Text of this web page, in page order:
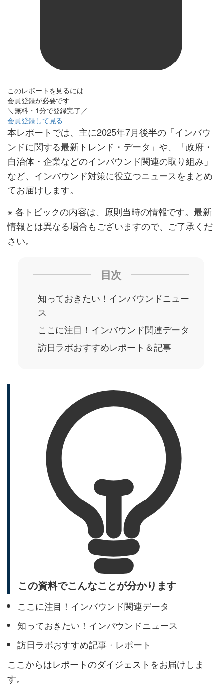
このレポートを見るには
会員登録が必要です
＼無料・1分で登録完了／
会員登録して見る
本レポートでは、主に2025年7月後半の「インバウ
ンドに関する最新トレンド・データ」や、「政府・
自治体・企業などのインバウンド関連の取り組み」
など、インバウンド対策に役立つニュースをまとめ
てお届けします。
※ 各トピックの内容は、原則当時の情報です。最新
情報とは異なる場合もございますので、ご了承くだ
さい。
目次
知っておきたい！インバウンドニュー
ス
ここに注目！インバウンド関連データ
訪日ラボおすすめレポート＆記事
この資料でこんなことが分かります
ここに注目！インバウンド関連データ
知っておきたい！インバウンドニュース
訪日ラボおすすめ記事・レポート
ここからはレポートのダイジェストをお届けしま
す。